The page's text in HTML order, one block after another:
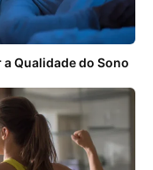
Qualidade do Sono